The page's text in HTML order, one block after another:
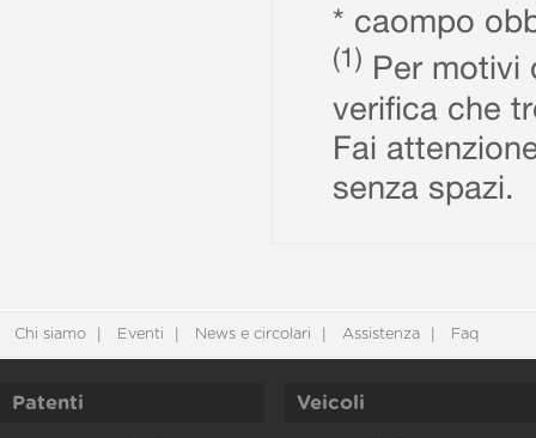
* caompo
(1) Per motivi
verifica che
Fai
senza spazi.
Chi siamo Eventi News e circolari Assistenza Faq
Patenti Veicoli